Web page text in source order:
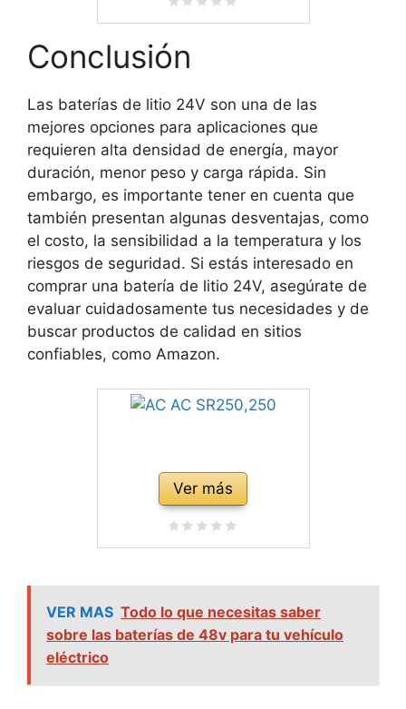
Conclusión
Las baterías de litio 24V son una de las
mejores opciones para aplicaciones que
requieren alta densidad de energía, mayor
duración, menor peso y carga rápida. Sin
embargo, es importante tener en cuenta que
también presentan algunas desventajas, como
el costo, la sensibilidad a la temperatura y los
riesgos de seguridad. Si estás interesado en
comprar una batería de litio 24V, asegúrate de
evaluar cuidadosamente tus necesidades y de
buscar productos de calidad en sitios
confiables, como Amazon.
Ver más
VER MAS Todo lo que necesitas saber
sobre las baterías de 48v para tu vehículo
eléctrico